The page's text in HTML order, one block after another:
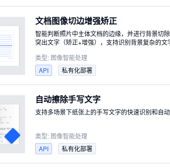
文档图像切边增强矫正
智能判断照片中主体文档的边缘，并进行背景切
突出文字（矫正+增强），支持识别背景复杂的文
类型: 图像智能处理
API
私有化部署
自动擦除手写文字
支持多场景下纸张上的手写文字的快速识别和自动
类型: 图像智能处理
API
私有化部署